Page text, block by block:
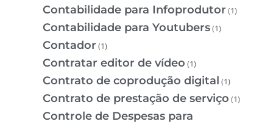
Contabilidade para Infoprodutor (1)
Contabilidade para Youtubers(1)
Contador (1)
Contratar editor de vídeo (1)
Contrato de coprodução digital (1)
Contrato de prestação de serviço (1)
Controle de Despesas para